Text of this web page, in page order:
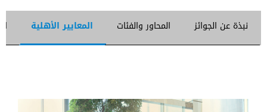
نبذة عن الجوائز المحاور والفئات المعايير الأهلية